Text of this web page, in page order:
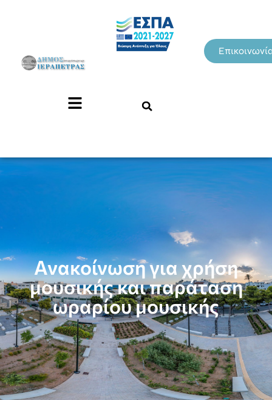
Ανακοίνωση για χρήση
μουσικής και παράταση
ωραρίου μουσικής